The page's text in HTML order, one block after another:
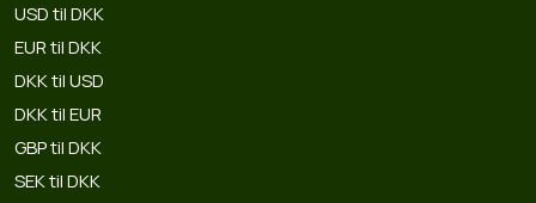
USD til DKK
EUR til DKK
DKK til USD
DKK til EUR
GBP til DKK
SEK til DKK